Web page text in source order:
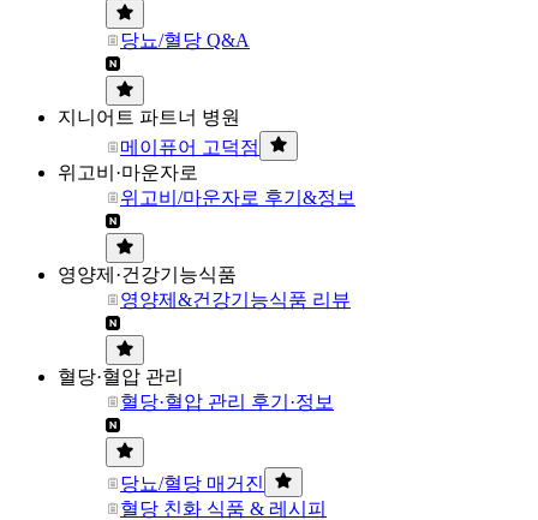
당뇨/혈당 Q&A
지니어트 파트너 병원
메이퓨어 고덕점
위고비·마운자로
위고비/마운자로 후기&정보
영양제·건강기능식품
영양제&건강기능식품 리뷰
혈당·혈압 관리
혈당·혈압 관리 후기·정보
당뇨/혈당 매거진
혈당 친화 식품 & 레시피